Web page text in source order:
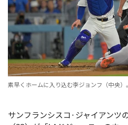
素早くホームに入り込む李ジョンフ（中央）
サンフランシスコ·ジャイアンツ